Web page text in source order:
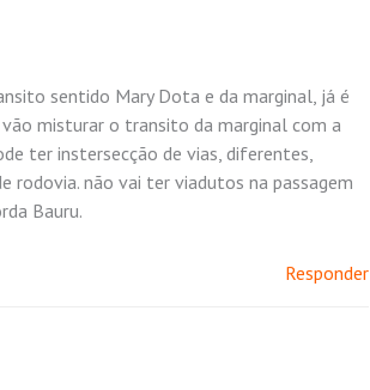
sentido Mary Dota e da marginal, já é
misturar o transito da marginal com a
ter instersecção de vias, diferentes,
rodovia. não vai ter viadutos na passagem
Bauru.
Responder